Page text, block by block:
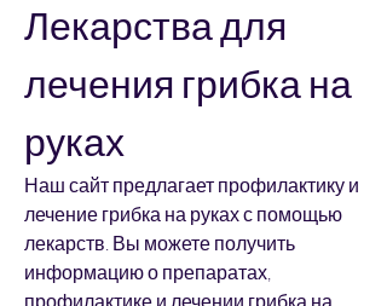
Лекарства для
лечения грибка на
руках
Наш сайт предлагает профилактику и
лечение грибка на руках с помощью
лекарств. Вы можете получить
информацию о препаратах,
профилактике и лечении грибка на